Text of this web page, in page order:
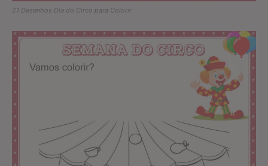
21 Desenhos Dia do Circo para Colorir